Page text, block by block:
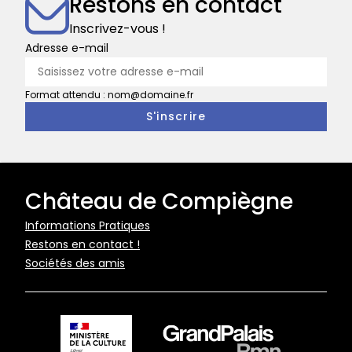
comme les sièges de bois doré, le mobilier de laque ou les
du
salon
de
Musique
Inscrivez-vous !
Adresse e-mail
Format attendu : nom@domaine.fr
Château de Compiègne
Pied
de
page
Informations Pratiques
Restons en contact !
Sociétés des amis